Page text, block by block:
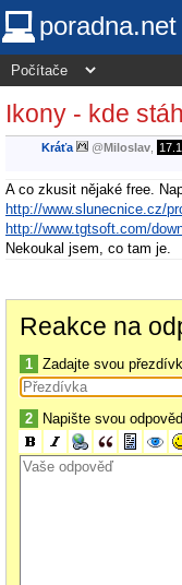
poradna.net
Ikony - kde
Kráťa @Miloslav
A co zkusit nějaké free.
http://www.slunecnice.cz/
http://www.tgtsoft.com/
Nekoukal jsem, co tam je.
Reakce na
1 Zadajte svou
2 Napište svou